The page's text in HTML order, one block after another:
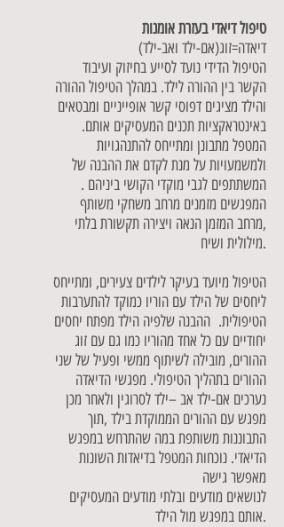
טיפול דיאדי בעזרת אומנות
דיאדה=זוג(אם-ילד ואב-ילד)
הטיפול הדידי נועד לסייע בחיזוק ועיבוד
הקשר בין ההורה לילד. במהלך הטיפול ההורה
והילד מציגים דפוסי קשר אופייניים ומבטאים
באינטראקציות תכנים המעסיקים אותם.
המטפל מתבונן ומתייחס להתנהגויות
ולמשמעויות על מנת לקדם את ההבנה של
המשתתפים לגבי מוקדי הקושי ביניהם .
המפגשים מזמנים מרחב משחקי משותף
,מרחב המזמן הנאה ויצירה תקשורת בלתי
מילולית ושיח.
הטיפול מיועד בעיקר לילדים צעירים, ומתייחס
ליחסים של הילד עם הוריו כמוקד להתערבות
הטיפולית. ההבנה שלפיה הילד מפתח יחסים
יחודיים עם כל אחד מהוריו כמו גם עם זוג
ההורים, מובילה לשיתוף ממשי ופעיל של שני
ההורים בתהליך הטיפולי. מפגשי הדיאדה
נערכים אם-ילד אב –ילד לסרוגין ולאחר מכן
מפגש עם ההורים הממוקדת בילד ,תוך
התבוננות משותפת במה שהתרחש במפגש
הדיאדי. נוכחות המטפל בדיאדות השונות
מאפשר גישה
לנושאים מודעים ובלתי מודעים המעסיקים
אותם במפגש מול הילד.